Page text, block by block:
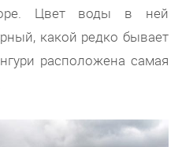
Цвет воды в ней
какой редко бывает
расположена самая